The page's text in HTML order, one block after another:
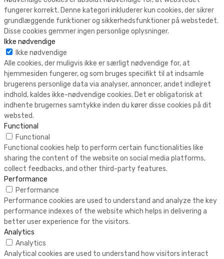
fungerer korrekt. Denne kategori inkluderer kun cookies, der sikrer
grundlæggende funktioner og sikkerhedsfunktioner på webstedet.
Disse cookies gemmer ingen personlige oplysninger.
Ikke nødvendige
Ikke nødvendige
Alle cookies, der muligvis ikke er særligt nødvendige for, at
hjemmesiden fungerer, og som bruges specifikt til at indsamle
brugerens personlige data via analyser, annoncer, andet indlejret
indhold, kaldes ikke-nødvendige cookies. Det er obligatorisk at
indhente brugernes samtykke inden du kører disse cookies på dit
websted.
Functional
Functional
Functional cookies help to perform certain functionalities like
sharing the content of the website on social media platforms,
collect feedbacks, and other third-party features.
Performance
Performance
Performance cookies are used to understand and analyze the key
performance indexes of the website which helps in delivering a
better user experience for the visitors.
Analytics
Analytics
Analytical cookies are used to understand how visitors interact